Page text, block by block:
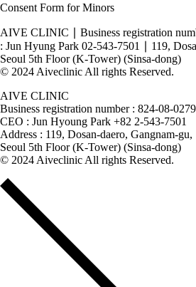
Consent Form for Minors
AIVE CLINIC ∣ Business registration
: Jun Hyung Park 02-543-7501 ∣ 119,
Seoul 5th Floor (K-Tower) (Sinsa-dong)
© 2024 Aiveclinic All rights Reserved.
AIVE CLINIC
Business registration number : 824-08-
CEO : Jun Hyoung Park +82 2-543-7501
Address : 119, Dosan-daero, Gangnam-gu,
Seoul 5th Floor (K-Tower) (Sinsa-dong)
© 2024 Aiveclinic All rights Reserved.